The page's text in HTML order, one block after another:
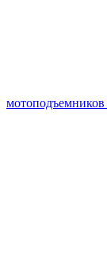
мотоподъемников